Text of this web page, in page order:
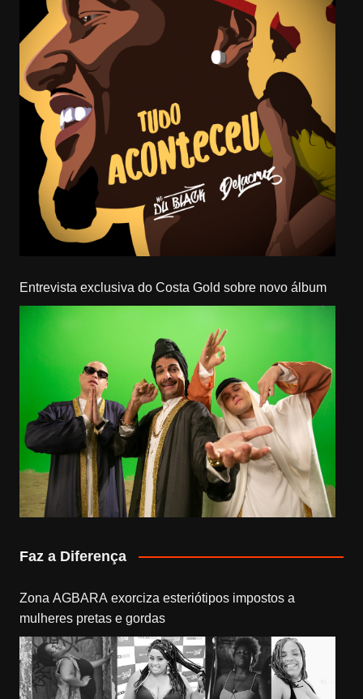
Entrevista exclusiva do Costa Gold sobre novo álbum
Faz a Diferença
Zona AGBARA exorciza esteriótipos impostos a
mulheres pretas e gordas